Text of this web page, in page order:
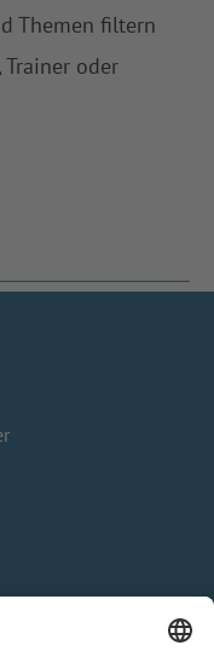
Themen filtern
oder